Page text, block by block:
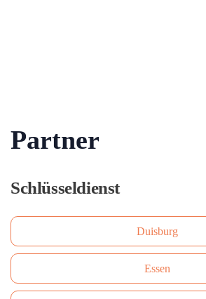
Partner
Schlüsseldienst
Duisburg
Essen